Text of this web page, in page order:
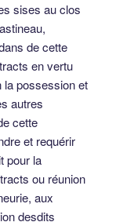
sises au clos
de cette
en vertu
la possession et
autres
cette
et requérir
pour la
ou réunion
aux
desdits